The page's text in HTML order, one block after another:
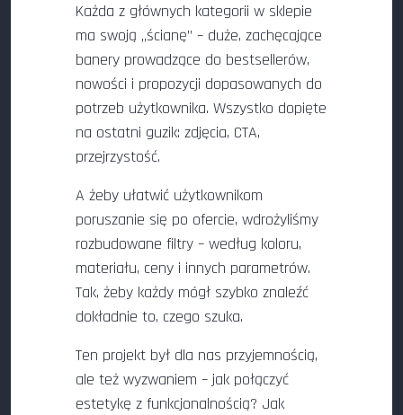
Każda z głównych kategorii w sklepie
ma swoją „ścianę” – duże, zachęcające
banery prowadzące do bestsellerów,
nowości i propozycji dopasowanych do
potrzeb użytkownika. Wszystko dopięte
na ostatni guzik: zdjęcia, CTA,
przejrzystość.
A żeby ułatwić użytkownikom
poruszanie się po ofercie, wdrożyliśmy
rozbudowane filtry – według koloru,
materiału, ceny i innych parametrów.
Tak, żeby każdy mógł szybko znaleźć
dokładnie to, czego szuka.
Ten projekt był dla nas przyjemnością,
ale też wyzwaniem – jak połączyć
estetykę z funkcjonalnością? Jak